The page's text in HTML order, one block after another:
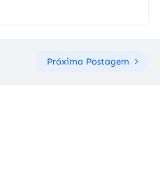
Próxima Postagem